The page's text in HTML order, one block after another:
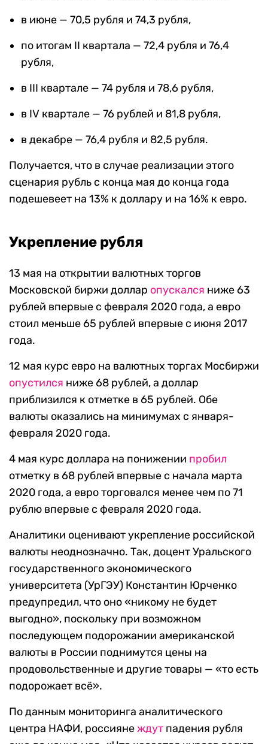
в июне — 70,5 рубля и 74,3 рубля,
по итогам II квартала — 72,4 рубля и 76,4
рубля,
в III квартале — 74 рубля и 78,6 рубля,
в IV квартале — 76 рублей и 81,8 рубля,
в декабре — 76,4 рубля и 82,5 рубля.
Получается, что в случае реализации этого
сценария рубль с конца мая до конца года
подешевеет на 13% к доллару и на 16% к евро.
Укрепление рубля
13 мая на открытии валютных торгов
Московской биржи доллар опускался ниже 63
рублей впервые с февраля 2020 года, а евро
стоил меньше 65 рублей впервые с июня 2017
года.
12 мая курс евро на валютных торгах Мосбиржи
опустился ниже 68 рублей, а доллар
приблизился к отметке в 65 рублей. Обе
валюты оказались на минимумах с января-
февраля 2020 года.
4 мая курс доллара на понижении пробил
отметку в 68 рублей впервые с начала марта
2020 года, а евро торговался менее чем по 71
рублю впервые с февраля 2020 года.
Аналитики оценивают укрепление российской
валюты неоднозначно. Так, доцент Уральского
государственного экономического
университета (УрГЭУ) Константин Юрченко
предупредил, что оно «никому не будет
выгодно», поскольку при возможном
последующем подорожании американской
валюты в России поднимутся цены на
продовольственные и другие товары — «то есть
подорожает всё».
По данным мониторинга аналитического
центра НАФИ, россиянеждут падения рубля